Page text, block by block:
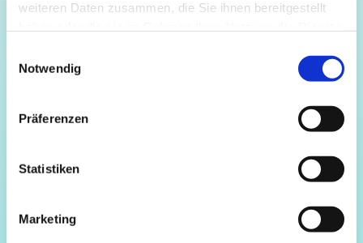
weiteren Daten zusammen, die Sie ihnen bereitgestellt
Notwendig
Präferenzen
Statistiken
Marketing
Thank you very much
your registration!
Please check your email inbox. You will receive a message from